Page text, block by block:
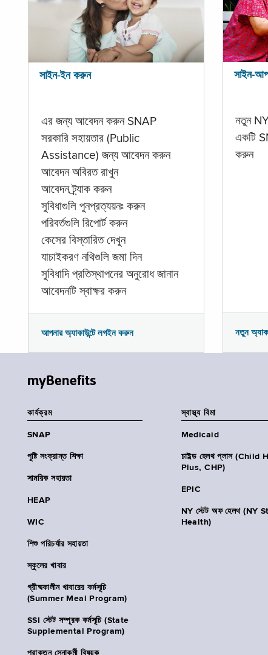
সাইন-ইন করুন
এর জন্য আবেদন করুন SNAP
সরকারি সহায়তার (Public
Assistance) জন্য আবেদন করুন
আবেদন অবিরত রাখুন
আবেদন ট্র্যাক করুন
সুবিধাগুলি পুনপ্রত্যয়নঃ করুন
পরিবর্তগুলি রিপোর্ট করুন
কেসের বিস্তারিত দেখুন
যাচাইকরণ নথিগুলি জমা দিন
সুবিধাদি প্রতিস্থাপনের অনুরোধ জানান
আবেদনটি স্বাক্ষর করুন
আপনার অ্যাকাউন্টে লগইন করুন
সাইন-
নতুন
একটি
করুন
নতুন
myBenefits
কার্যক্রম
SNAP
পুষ্টি সংক্রান্ত শিক্ষা
সাময়িক সহায়তা
HEAP
WIC
শিশু পরিচর্যার সহায়তা
স্কুলের খাবার
গ্রীষ্মকালীন খাবারের কর্মসূচি
(Summer Meal Program)
SSI স্টেট সম্পূরক কর্মসূচি (State
Supplemental Program)
প্রাক্তন সেনাকর্মী বিষয়ক
স্বাস্থ্য বিমা
Medicaid
চাইল্ড হেলথ প্লাস (Child
Plus, CHP)
EPIC
NY স্টেট অফ হেলথ (NY
Health)